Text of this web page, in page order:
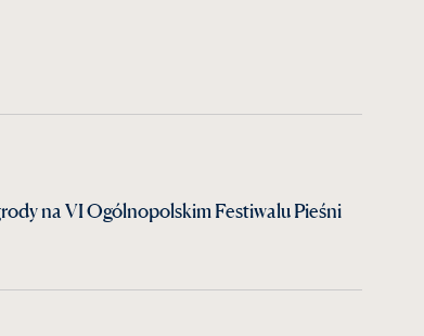
na VI Ogólnopolskim Festiwalu Pieśni